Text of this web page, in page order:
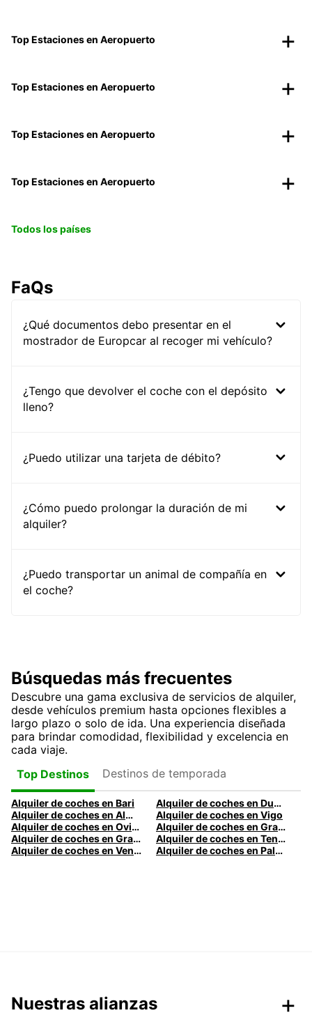
Top Estaciones en Aeropuerto
Top Estaciones en Aeropuerto
Top Estaciones en Aeropuerto
Top Estaciones en Aeropuerto
Todos los países
FaQs
¿Qué documentos debo presentar en el
mostrador de Europcar al recoger mi vehículo?
¿Tengo que devolver el coche con el depósito
lleno?
¿Puedo utilizar una tarjeta de débito?
¿Cómo puedo prolongar la duración de mi
alquiler?
¿Puedo transportar un animal de compañía en
el coche?
Búsquedas más frecuentes
Descubre una gama exclusiva de servicios de alquiler,
desde vehículos premium hasta opciones flexibles a
largo plazo o solo de ida. Una experiencia diseñada
para brindar comodidad, flexibilidad y excelencia en
cada viaje.
Top Destinos
Destinos de temporada
Alquiler de coches en Bari
Alquiler de coches en Dublín
Alquiler de coches en Almería
Alquiler de coches en Vigo
Alquiler de coches en Oviedo
Alquiler de coches en Granada
Alquiler de coches en Gran Canaria
Alquiler de coches en Tenerife
Alquiler de coches en Venecia
Alquiler de coches en Palermo
Nuestras alianzas